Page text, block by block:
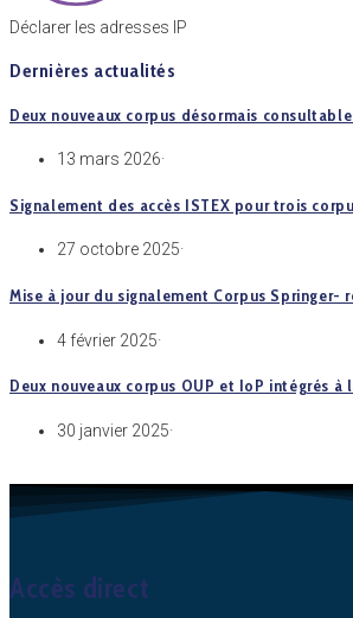
Déclarer les adresses IP
Dernières actualités
Deux nouveaux corpus désormais
13 mars 2026·
Signalement des accès ISTEX pour trois
27 octobre 2025·
Mise à jour du signalement Corpus Springer-
4 février 2025·
Deux nouveaux corpus OUP et IoP intégrés
30 janvier 2025·
Accès direct